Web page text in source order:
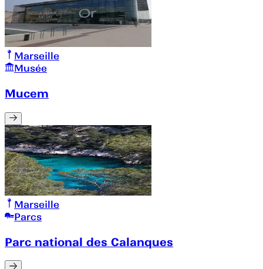
Marseille
Musée
Mucem
Marseille
Parcs
Parc national des Calanques